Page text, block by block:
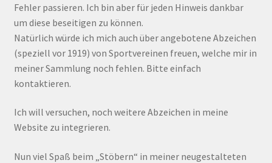
Fehler passieren. Ich bin aber für jeden Hinweis dankbar
um diese beseitigen zu können.
Natürlich würde ich mich auch über angebotene Abzeichen
(speziell vor 1919) von Sportvereinen freuen, welche mir in
meiner Sammlung noch fehlen. Bitte einfach
kontaktieren.
Ich will versuchen, noch weitere Abzeichen in meine
Website zu integrieren.
Nun viel Spaß beim „Stöbern“ in meiner neugestalteten